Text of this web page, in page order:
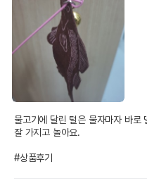
물고기에 달린 털은 물자마자 바로
잘 가지고 놀아요.
#상품후기